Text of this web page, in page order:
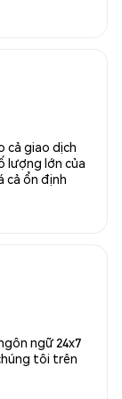
cả giao dịch
lượng lớn của
cả ổn định
ngữ 24x7
tôi trên